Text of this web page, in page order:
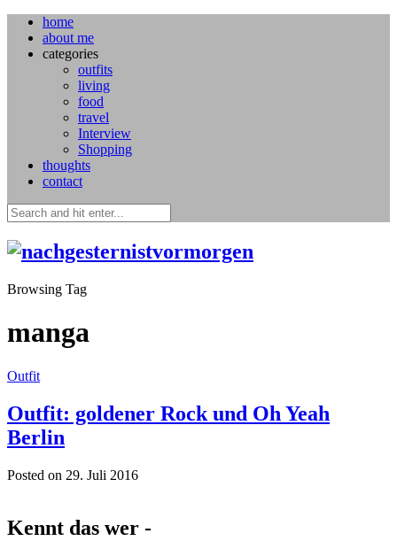
home
about me
categories
outfits
living
food
travel
Interview
Shopping
thoughts
contact
Browsing Tag
manga
Outfit
Outfit: goldener Rock und Oh Yeah
Berlin
Posted on 29. Juli 2016
Kennt das wer -